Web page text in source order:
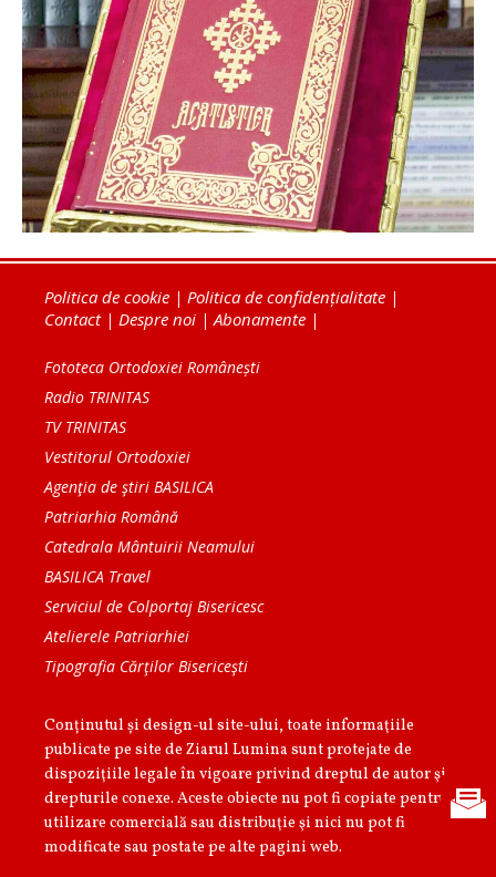
Politica de cookie | Politica de confidențialitate |
Contact| Despre noi | Abonamente |
Fototeca Ortodoxiei Românești
Radio TRINITAS
TV TRINITAS
Vestitorul Ortodoxiei
Agenţia de ştiri BASILICA
Patriarhia Română
Catedrala Mântuirii Neamului
BASILICA Travel
Serviciul de Colportaj Bisericesc
Atelierele Patriarhiei
Tipografia Cărţilor Bisericeşti
Conținutul și design-ul site-ului, toate informaţiile
publicate pe site de Ziarul Lumina sunt protejate de
dispoziţiile legale în vigoare privind dreptul de autor şi
drepturile conexe. Aceste obiecte nu pot fi copiate pentru
utilizare comercială sau distribuţie şi nici nu pot fi
modificate sau postate pe alte pagini web.